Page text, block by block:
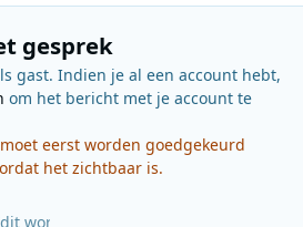
gesprek
gast. Indien je al een account hebt,
om het bericht met je account te
eerst worden goedgekeurd
het zichtbaar is.